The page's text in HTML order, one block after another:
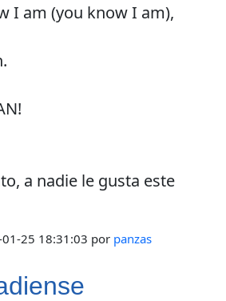
I am (you know I am),
a nadie le gusta este
25 18:31:03 por panzas